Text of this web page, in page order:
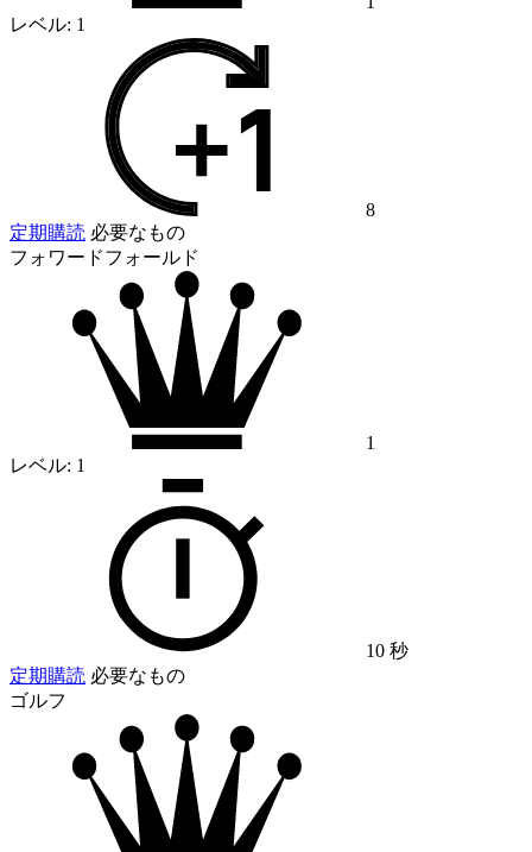
レベル: 1
8
定期購読 必要なもの
フォワードフォールド
1
レベル: 1
10 秒
定期購読 必要なもの
ゴルフ